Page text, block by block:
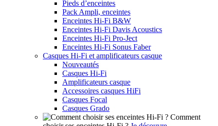
Pieds d’enceintes
Pack Ampli, enceintes
Enceintes Hi-Fi B&W
Enceintes Hi-Fi Davis Acoustics
Enceintes Hi-Fi Pro-Ject
Enceintes Hi-Fi Sonus Faber
Casques Hi-Fi et amplificateurs casque
Nouveautés
Casques Hi-Fi
Amplificateurs casque
Accessoires casques HiFi
Casques Focal
Casques Grado
Comment